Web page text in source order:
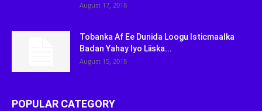
August 17, 2018
Tobanka Af Ee Dunida Loogu Isticmaalka
Badan Yahay Iyo Liiska...
August 15, 2018
POPULAR CATEGORY